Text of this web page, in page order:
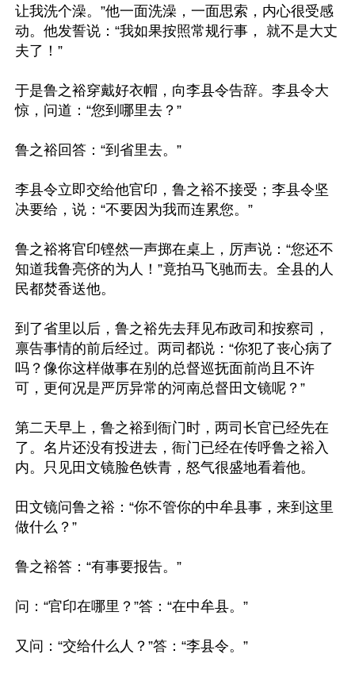
让我洗个澡。”他一面洗澡，一面思索，内心很受感
动。他发誓说：“我如果按照常规行事， 就不是大丈
夫了！”
于是鲁之裕穿戴好衣帽，向李县令告辞。李县令大
惊，问道：“您到哪里去？”
鲁之裕回答：“到省里去。”
李县令立即交给他官印，鲁之裕不接受；李县令坚
决要给，说：“不要因为我而连累您。”
鲁之裕将官印铿然一声掷在桌上，厉声说：“您还不
知道我鲁亮侪的为人！”竟拍马飞驰而去。全县的人
民都焚香送他。
到了省里以后，鲁之裕先去拜见布政司和按察司，
禀告事情的前后经过。两司都说：“你犯了丧心病了
吗？像你这样做事在别的总督巡抚面前尚且不许
可，更何况是严厉异常的河南总督田文镜呢？”
第二天早上，鲁之裕到衙门时，两司长官已经先在
了。名片还没有投进去，衙门已经在传呼鲁之裕入
内。只见田文镜脸色铁青，怒气很盛地看着他。
田文镜问鲁之裕：“你不管你的中牟县事，来到这里
做什么？”
鲁之裕答：“有事要报告。”
问：“官印在哪里？”答：“在中牟县。”
又问：“交给什么人？”答：“李县令。”